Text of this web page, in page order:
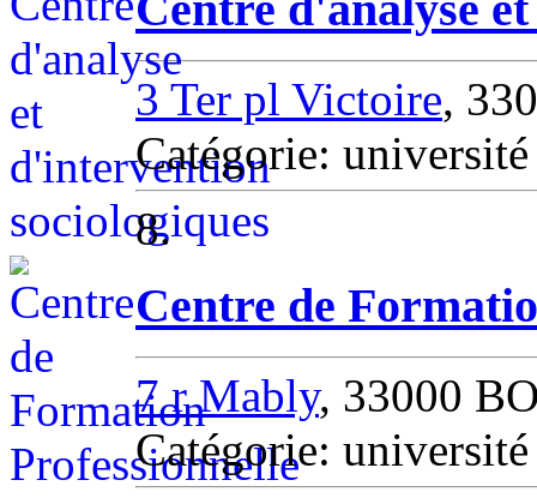
3 Ter pl Victoire,
Catégorie:
8.
Centre de
7 r Mably, 33000
Catégorie: